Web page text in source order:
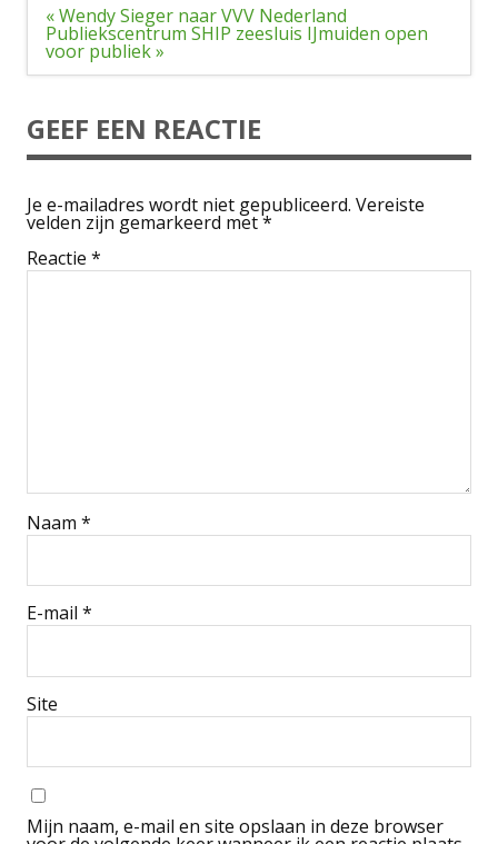
Bericht
navigatie
« Wendy Sieger naar VVV Nederland
Publiekscentrum SHIP zeesluis IJmuiden open
voor publiek »
GEEF EEN REACTIE
Je e-mailadres wordt niet gepubliceerd. Vereiste
velden zijn gemarkeerd met*
Reactie *
Naam *
E-mail *
Site
Mijn naam, e-mail en site opslaan in deze browser